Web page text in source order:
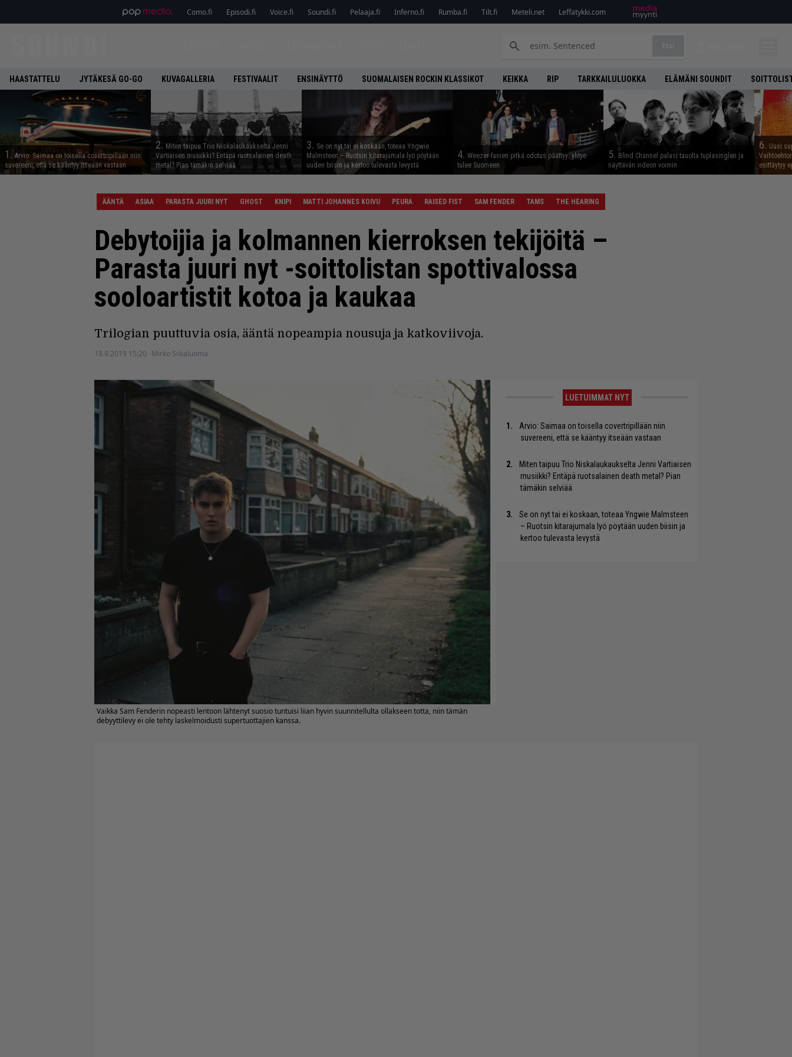
Como.fi Episodi.fi Voice.fi Soundi.fi Pelaaja.fi Inferno.fi Rumba.fi Tilt.fi Meteli.net Leffatykki.com
HAASTATTELU JYTÄKESÄ GO-GO KUVAGALLERIA FESTIVAALIT ENSINÄYTTÖ SUOMALAISEN ROCKIN KLASSIKOT KEIKKA RIP TARKKAILULUOKKA ELÄMÄNI SOUNDIT
1. Arvio: Saimaa on toisella covertripillään niin
suvereeni, että se kääntyy itseään vastaan
2. Miten taipuu Trio Niskalaukaukselta Jenni
Vartiaisen musiikki? Entäpä ruotsalainen death
metal? Pian tämäkin selviää
3. Se on nyt tai ei koskaan, toteaa Yngwie
Malmsteen – Ruotsin kitarajumala lyö pöytään
uuden biisin ja kertoo tulevasta levystä
4. Weezer-fanien pitkä odotus päättyy: yhtye
tulee Suomeen
5. Blind Channel palasi tauolta tuplasinglen ja
näyttävän videon voimin
6. Uusi
esittäytyy
ÄÄNTÄ ASIAA PARASTA JUURI NYT GHOST KNIPI MATTI JOHANNES KOIVU PEURA RAISED FIST SAM FENDER TAMS THE HEARING
Debytoijia ja kolmannen kierroksen tekijöitä –
Parasta juuri nyt -soittolistan spottivalossa
sooloartistit kotoa ja kaukaa
Trilogian puuttuvia osia, ääntä nopeampia nousuja ja katkoviivoja.
18.9.2019 15:20 Mirko Siikaluoma
Vaikka Sam Fenderin nopeasti lentoon lähtenyt suosio tuntuisi liian hyvin suunnitellulta ollakseen totta, niin tämän
debyyttilevy ei ole tehty laskelmoidusti supertuottajien kanssa.
LUETUIMMAT NYT
Arvio: Saimaa on toisella covertripillään niin
suvereeni, että se kääntyy itseään vastaan
Miten taipuu Trio Niskalaukaukselta Jenni Vartiaisen
musiikki? Entäpä ruotsalainen death metal? Pian
tämäkin selviää
Se on nyt tai ei koskaan, toteaa Yngwie Malmsteen
– Ruotsin kitarajumala lyö pöytään uuden biisin ja
kertoo tulevasta levystä